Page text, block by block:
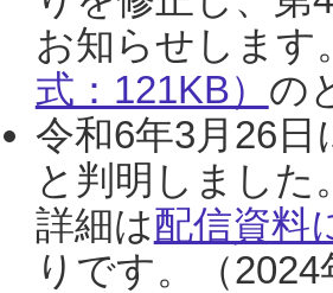
お知らせします
式：121KB） の
令和6年3月26
と判明しまし
詳細は配信資料
りです。（2024